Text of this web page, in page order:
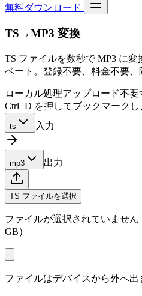
無料ダウンロード
TS→MP3 変換
TS ファイルを数秒で MP3 に
ベート。登録不要、料金不要、
ローカル処理アップロード不要
Ctrl+D を押してブックマークし
ts 入力
mp3 出力
TS ファイルを選択
ファイルが選択されていませ
GB）
ファイルはデバイスから外へ出